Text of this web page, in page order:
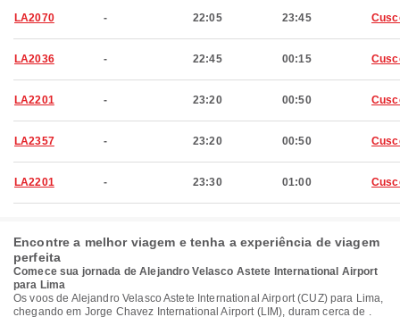
LA2070 - 22:05 23:45
LA2036 - 22:45 00:15
LA2201 - 23:20 00:50
LA2357 - 23:20 00:50
LA2201 - 23:30 01:00
Encontre a melhor viagem e tenha a experiência de viagem
perfeita
Comece sua jornada de Alejandro Velasco Astete International Airport
para Lima
Os voos de Alejandro Velasco Astete International Airport (CUZ) para Lima,
chegando em Jorge Chavez International Airport (LIM), duram cerca de .